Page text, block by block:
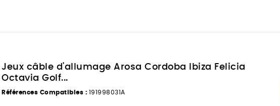
Jeux câble d'allumage Arosa Cordoba Ibiza Felicia
Octavia Golf...
Références Compatibles : 191998031A